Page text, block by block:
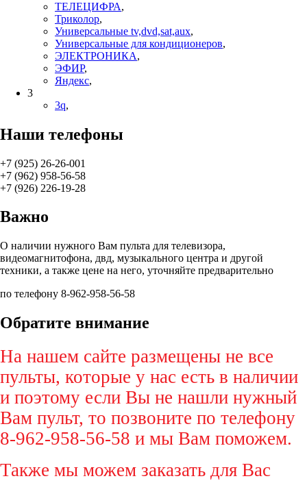
ТЕЛЕЦИФРА,
Триколор,
Универсальные tv,dvd,sat,aux,
Универсальные для кондиционеров,
ЭЛЕКТРОНИКА,
ЭФИР,
Яндекс,
3
3q,
Наши телефоны
+7 (925) 26-26-001
+7 (962) 958-56-58
+7 (926) 226-19-28
Важно
О наличии нужного Вам пульта для телевизора,
видеомагнитофона, двд, музыкального центра и другой
техники, а также цене на него, уточняйте предварительно
по телефону 8-962-958-56-58
Обратите внимание
На нашем сайте размещены не все
пульты, которые у нас есть в наличии
и поэтому если Вы не нашли нужный
Вам пульт, то позвоните по телефону
8-962-958-56-58 и мы Вам поможем.
Также мы можем заказать для Вас